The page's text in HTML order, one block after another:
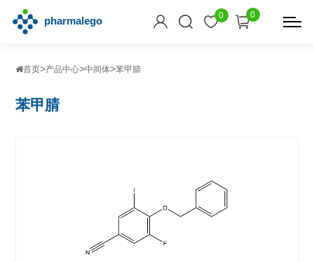
0 0
首页>产品中心>中间体>苯甲腈
苯甲腈